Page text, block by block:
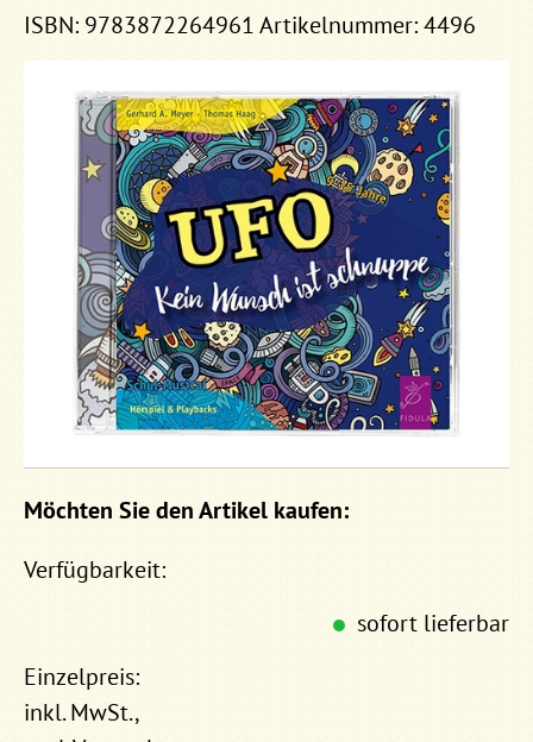
ISBN: 9783872264961 Artikelnummer: 4496
Möchten Sie den Artikel kaufen:
Verfügbarkeit:
sofort lieferbar
Einzelpreis:
inkl. MwSt.,